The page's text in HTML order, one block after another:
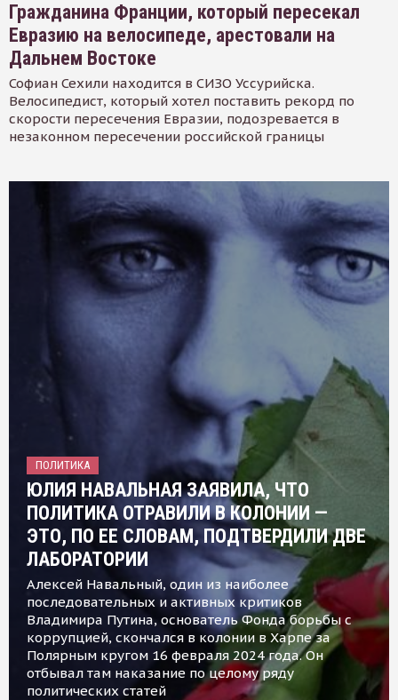
Гражданина Франции, который пересекал
Евразию на велосипеде, арестовали на
Дальнем Востоке
Софиан Сехили находится в СИЗО Уссурийска.
Велосипедист, который хотел поставить рекорд по
скорости пересечения Евразии, подозревается в
незаконном пересечении российской границы
ПОЛИТИКА
ЮЛИЯ НАВАЛЬНАЯ ЗАЯВИЛА, ЧТО
ПОЛИТИКА ОТРАВИЛИ В КОЛОНИИ —
ЭТО, ПО ЕЕ СЛОВАМ, ПОДТВЕРДИЛИ ДВЕ
ЛАБОРАТОРИИ
Алексей Навальный, один из наиболее
последовательных и активных критиков
Владимира Путина, основатель Фонда борьбы с
коррупцией, скончался в колонии в Харпе за
Полярным кругом 16 февраля 2024 года. Он
отбывал там наказание по целому ряду
политических статей